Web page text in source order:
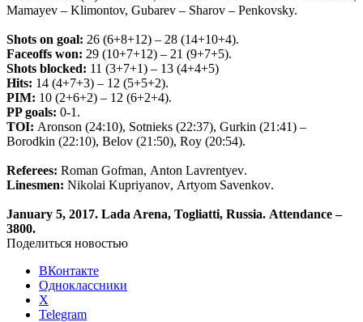
Mamayev – Klimontov, Gubarev – Sharov – Penkovsky.
Shots on goal: 26 (6+8+12) – 28 (14+10+4).
Faceoffs won: 29 (10+7+12) – 21 (9+7+5).
Shots blocked: 11 (3+7+1) – 13 (4+4+5)
Hits: 14 (4+7+3) – 12 (5+5+2).
PIM: 10 (2+6+2) – 12 (6+2+4).
PP goals: 0-1 .
TOI: Aronson (24:10), Sotnieks (22:37), Gurkin (21:41) –
Borodkin (22:10), Belov (21:50), Roy (20:54).
Referees: Roman Gofman, Anton Lavrentyev.
Linesmen: Nikolai Kupriyanov, Artyom Savenkov.
January 5, 2017. Lada Arena, Togliatti, Russia. Attendance –
3800.
Поделиться новостью
ВКонтакте
Одноклассники
X
Telegram